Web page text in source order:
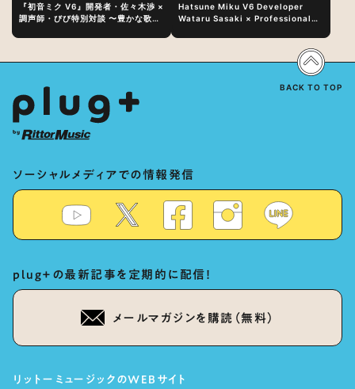
『初音ミク V6』開発者・佐々木渉 ×
調声師・びび特別対談 〜豊かな歌声
Hatsune Miku V6 Developer
Wataru Sasaki × Professional
Vocal Expression Lies in “Love
for the singing characters” and
ソーシャルメディアでの情報発信
plug+の最新記事を定期的に配信！
メールマガジンを購読（無料）
リットーミュージックのWEBサイト
BACK TO TOP